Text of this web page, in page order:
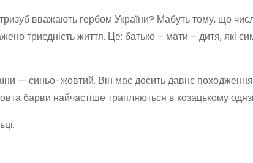
вважають гербом України? Мабуть тому, що
триєдність життя. Це: батько – мати – дитя, які
— синьо-жовтий. Він має досить давнє
барви найчастіше трапляються в козацькому